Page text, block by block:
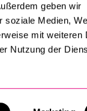
geben wir
soziale Medien,
mit weiteren
Nutzung der